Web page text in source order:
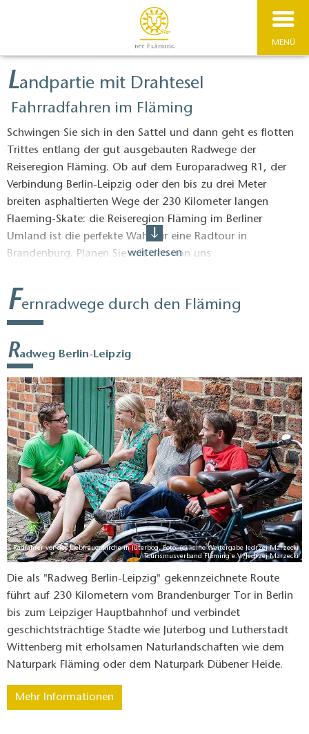
MENÜ
Landpartie mit Drahtesel
Fahrradfahren im Fläming
Schwingen Sie sich in den Sattel und dann geht es flotten
Trittes entlang der gut ausgebauten Radwege der
Reiseregion Fläming. Ob auf dem Europaradweg R1, der
Verbindung Berlin-Leipzig oder den bis zu drei Meter
breiten asphaltierten Wege der 230 Kilometer langen
Flaeming-Skate: die Reiseregion Fläming im Berliner
Umland ist die perfekte Wahl für eine Radtour in
Brandenburg. Planen Sie mit den von uns
dem Zweirad, Rollfiets oder Liegerad vor den Toren Berlins!
weiterlesen
Fernradwege durch den Fläming
Radweg Berlin-Leipzig
Radfahrer vor der Liebfrauenkirche in Jüterbog, Foto: (c) keine Weitergabe Jedrzej Marzecki
/ Tourismusverband Fläming e.V./Jedrzej Marzecki
Die als "Radweg Berlin-Leipzig" gekennzeichnete Route
führt auf 230 Kilometern vom Brandenburger Tor in Berlin
bis zum Leipziger Hauptbahnhof und verbindet
geschichtsträchtige Städte wie Jüterbog und Lutherstadt
Wittenberg mit erholsamen Naturlandschaften wie dem
Naturpark Fläming oder dem Naturpark Dübener Heide.
Mehr Informationen